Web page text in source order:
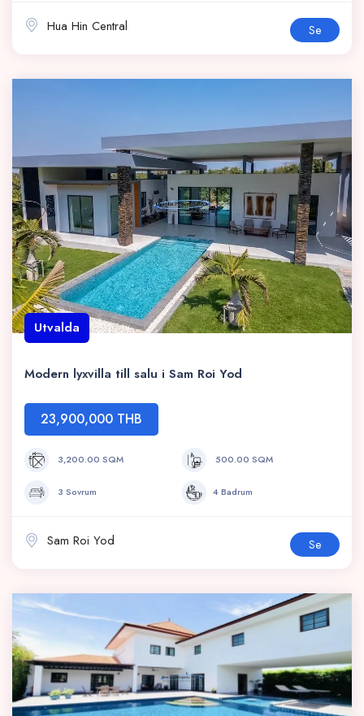
Hua Hin Central Se
Utvalda
Modern lyxvilla till salu i Sam Roi Yod
23,900,000 THB
3,200.00 SQM 500.00 SQM
3 Sovrum 4 Badrum
Sam Roi Yod Se